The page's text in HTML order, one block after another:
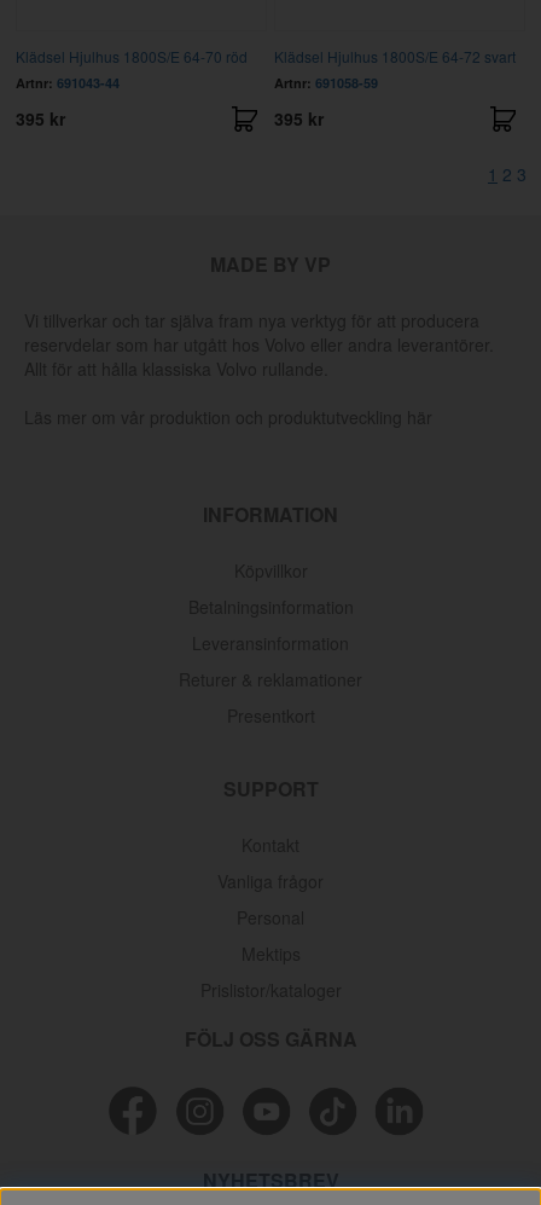
Klädsel Hjulhus 1800S/E 64-70 röd
Artnr: 691043-44
395 kr
Klädsel Hjulhus 1800S/E 64-72 svart
Artnr: 691058-59
395 kr
1 2 3
NYHETSBREV